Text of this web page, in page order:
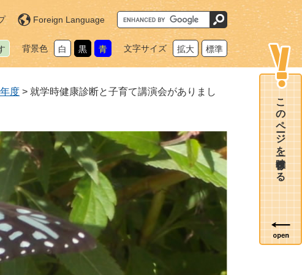
Foreign Language
G
o
o
カ
ム
背景色 白 黒 青 文字サイズ 拡大 標準
度 > 就学時健康診断と子育て講演会がありまし
このページを一時保存する